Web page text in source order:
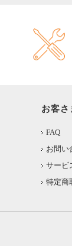
お客さ
FAQ
お問い
サービ
特定商